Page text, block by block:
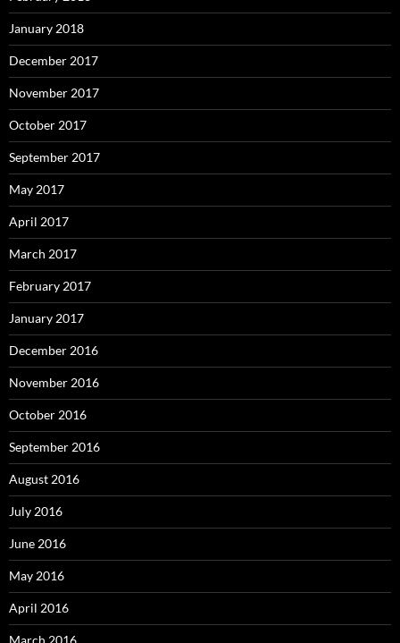
January 2018
December 2017
November 2017
October 2017
September 2017
May 2017
April 2017
March 2017
February 2017
January 2017
December 2016
November 2016
October 2016
September 2016
August 2016
July 2016
June 2016
May 2016
April 2016
March 2016